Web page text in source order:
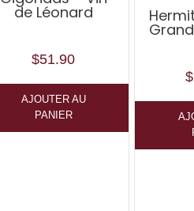
de Léonard
$51.90
AJOUTER AU
PANIER
$